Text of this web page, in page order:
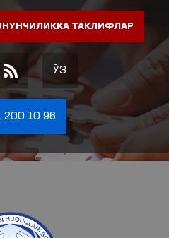
ТАКЛИФЛАР
ЎЗ
200 10 96